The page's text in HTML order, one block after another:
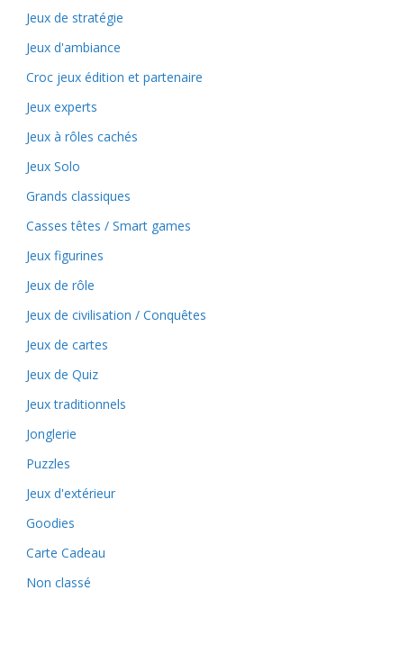
Jeux de stratégie
Jeux d'ambiance
Croc jeux édition et partenaire
Jeux experts
Jeux à rôles cachés
Jeux Solo
Grands classiques
Casses têtes / Smart games
Jeux figurines
Jeux de rôle
Jeux de civilisation / Conquêtes
Jeux de cartes
Jeux de Quiz
Jeux traditionnels
Jonglerie
Puzzles
Jeux d'extérieur
Goodies
Carte Cadeau
Non classé